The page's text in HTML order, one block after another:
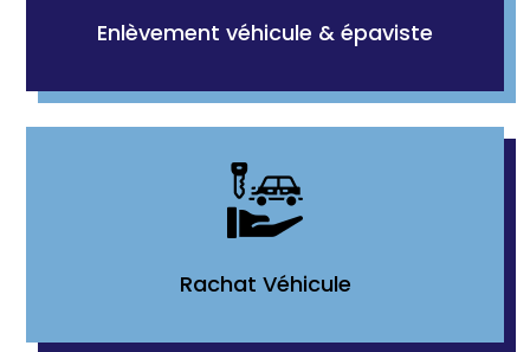
Enlèvement véhicule & épaviste
Rachat Véhicule